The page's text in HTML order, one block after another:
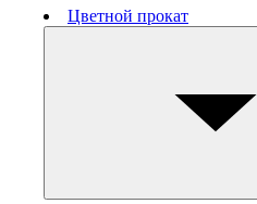
Цветной прокат